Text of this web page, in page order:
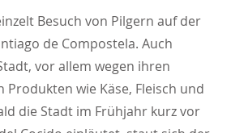
Besuch von Pilgern auf der
de Compostela. Auch
vor allem wegen ihren
wie Käse, Fleisch und
die Stadt im Frühjahr kurz vor